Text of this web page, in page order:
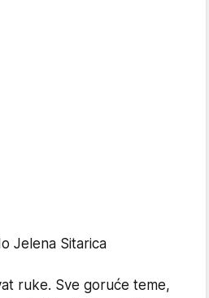
Jelena Sitarica
ruke. Sve goruće teme,